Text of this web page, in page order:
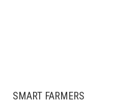
SMART FARMERS